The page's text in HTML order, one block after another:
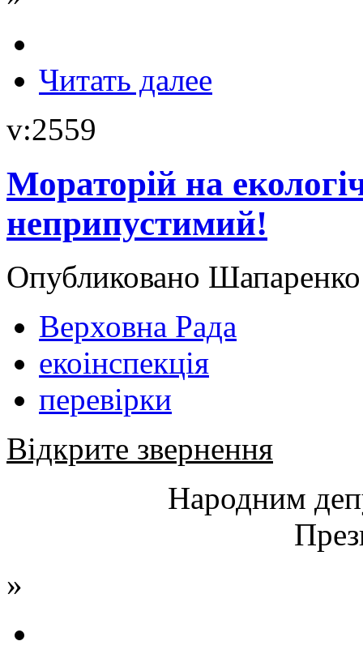
Читать далее
v:2559
Мораторій на
неприпустимий!
Опубликовано
Верховна Рада
екоінспекція
перевірки
Відкрите звернення
Народним
»